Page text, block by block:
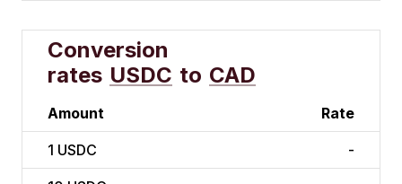
Conversion
rates USDC to CAD
Amount Rate
1 USDC -